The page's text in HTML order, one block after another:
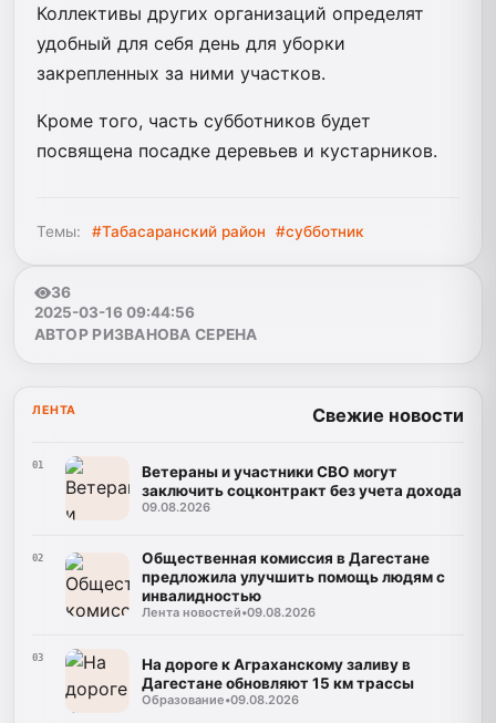
Коллективы других организаций определят
удобный для себя день для уборки
закрепленных за ними участков.
Кроме того, часть субботников будет
посвящена посадке деревьев и кустарников.
Темы: #Табасаранский район #субботник
36
2025-03-16 09:44:56
АВТОР РИЗВАНОВА СЕРЕНА
ЛЕНТА Свежие новости
01
Ветераны и участники СВО могут
заключить соцконтракт без учета дохода
09.08.2026
02
Общественная комиссия в Дагестане
предложила улучшить помощь людям с
инвалидностью
Лента новостей•09.08.2026
03
На дороге к Аграханскому заливу в
Дагестане обновляют 15 км трассы
Образование•09.08.2026